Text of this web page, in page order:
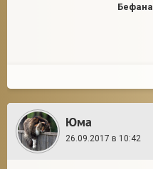
Бефана
Юма
26.09.2017 в 10:42